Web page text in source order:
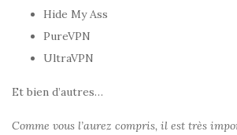
Hide My Ass
PureVPN
UltraVPN
Et bien d’autres…
Comme vous l’aurez compris, il est très